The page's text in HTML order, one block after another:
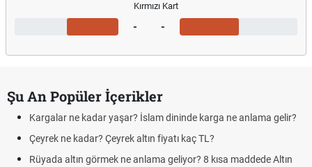
Kırmızı Kart
- -
Şu An Popüler İçerikler
Kargalar ne kadar yaşar? İslam dininde karga ne anlama gelir?
Çeyrek ne kadar? Çeyrek altın fiyatı kaç TL?
Rüyada altın görmek ne anlama geliyor? 8 kısa maddede Altın